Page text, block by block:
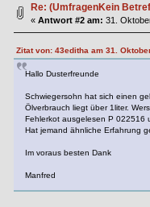
Re: (UmfragenKein
« Antwort #2 am: 31.
Zitat von: 43editha am 31.
Hallo Dusterfreunde
Schwiegersohn hat sich einen
Ölverbrauch liegt über 1liter.
Fehlerkot ausgelesen P 022516
Hat jemand ähnliche Erfahrung
Im voraus besten Dank
Manfred